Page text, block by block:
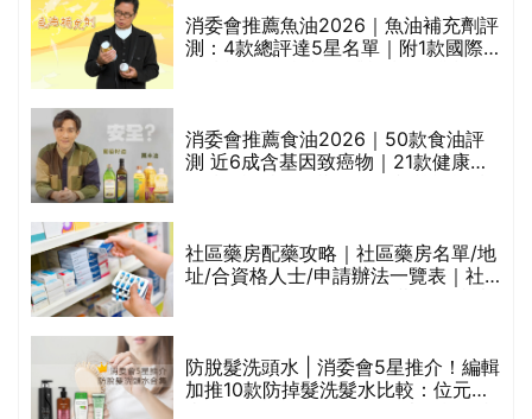
消委會推薦魚油2026｜魚油補充劑評
測：4款總評達5星名單｜附1款國際
消委會推薦食油2026｜50款食油評
測 近6成含基因致癌物｜21款健康煮
社區藥房配藥攻略｜社區藥房名單/地
址/合資格人士/申請辦法一覽表｜社
防脫髮洗頭水 | 消委會5星推介！編輯
加推10款防掉髮洗髮水比較：位元